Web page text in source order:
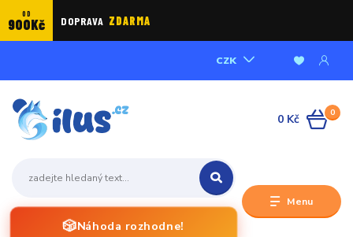
OD
900Kč DOPRAVA ZDARMA
Menu
CZK
🎲Náhoda rozhodne!
0
0 Kč